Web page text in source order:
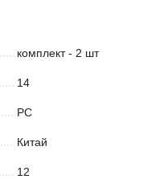
комплект - 2 шт
14
PC
Китай
12